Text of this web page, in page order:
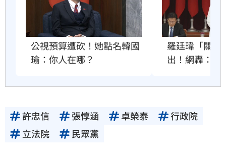
公視預算遭砍！她點名韓國
瑜：你人在哪？
羅廷瑋「關麥
出！網轟：沒
許忠信 張惇涵 卓榮泰
行政院
立法院
民眾黨